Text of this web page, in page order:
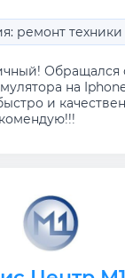
ремонт техники
Обращался
на
и